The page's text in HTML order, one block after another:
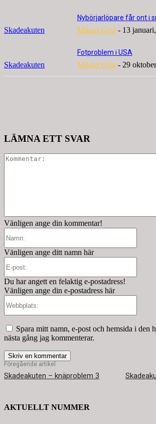
Skadeakuten
Nybörjarlöpare får ont i
Mikael Grip - 13
Skadeakuten
Fotproblem i USA
Mikael Grip - 29
LÄMNA ETT SVAR
Vänligen ange din kommentar!
Vänligen ange ditt namn här
Du har angett en felaktig e-postadress!
Vänligen ange din e-postadress här
Spara mitt namn, e-post och hemsida i den
nästa gång jag kommenterar.
Föregående artikel
Skadeakuten – knäproblem 3
AKTUELLT NUMMER